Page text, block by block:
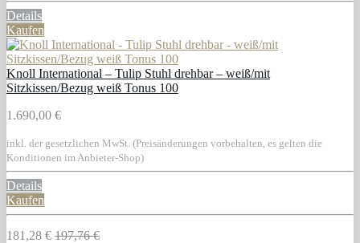
Details
Kaufen
Knoll International – Tulip Stuhl drehbar – weiß/mit
Sitzkissen/Bezug weiß Tonus 100
1.690,00 €
inkl. der gesetzlichen MwSt. (Preisänderungen vorbehalten, es gelten die
Konditionen im Anbieter-Shop)
Details
Kaufen
181,28 € 197,76 €